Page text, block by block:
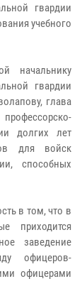
гвардии
учебного
начальнику
гвардии
глава
долгих лет
для войск
способных
в том, что в
приходится
заведение
офицеров-
офицерами